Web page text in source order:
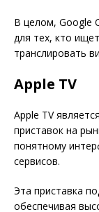
В целом, Google
для тех, кто
транслировать
Apple TV
Apple TV
приставок на
понятному
сервисов.
Эта приставка
обеспечивая